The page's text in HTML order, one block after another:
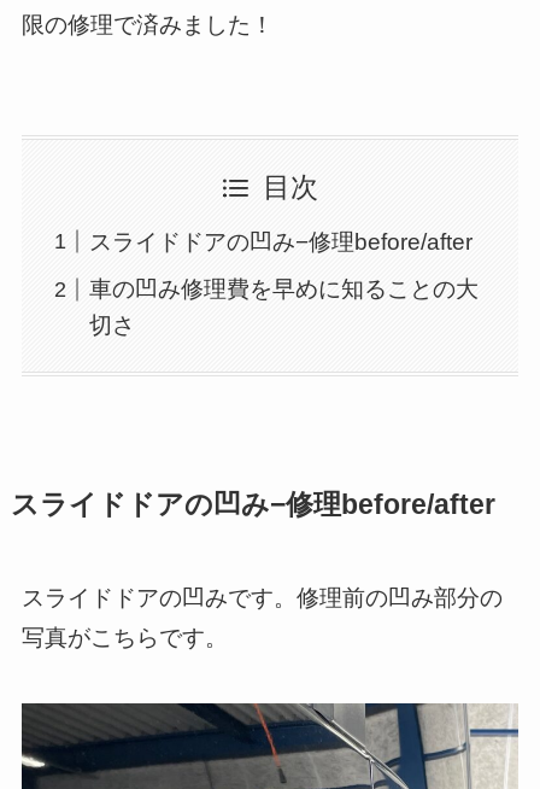
限の修理で済みました！
目次
スライドドアの凹み−修理before/after
車の凹み修理費を早めに知ることの大
切さ
スライドドアの凹み−修理before/after
スライドドアの凹みです。修理前の凹み部分の
写真がこちらです。